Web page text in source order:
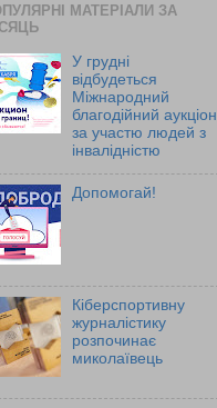
МАТЕРІАЛИ ЗА
У грудні
відбудеться
Міжнародний
благодійний аукціон
за участю людей з
інвалідністю
Допомогай!
Кіберспортивну
журналістику
розпочинає
миколаївець